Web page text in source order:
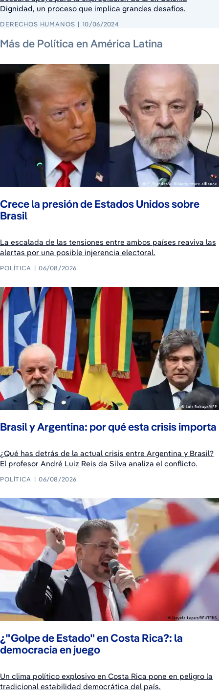
Dignidad, un proceso que implica grandes desafíos.
DERECHOS HUMANOS 10/06/2024
Más de Política en América Latina
Crece la presión de Estados Unidos sobre
Brasil
La escalada de las tensiones entre ambos países reaviva las
alertas por una posible injerencia electoral.
POLÍTICA 06/08/2026
6 de agosto de 2026
Brasil y Argentina: por qué esta crisis importa
¿Qué has detrás de la actual crisis entre Argentina y Brasil?
El profesor André Luiz Reis da Silva analiza el conflicto.
POLÍTICA 06/08/2026
6 de agosto de 2026
¿"Golpe de Estado" en Costa Rica?: la
democracia en juego
Un clima político explosivo en Costa Rica pone en peligro la
tradicional estabilidad democrática del país.
6 de agosto de 2026